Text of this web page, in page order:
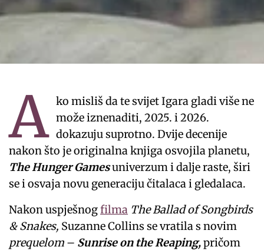
A ko misliš da te svijet Igara gladi više ne
može iznenaditi, 2025. i 2026.
dokazuju suprotno. Dvije decenije
nakon što je originalna knjiga osvojila planetu,
The Hunger Gamesuniverzum i dalje raste, širi
se i osvaja novu generaciju čitalaca i gledalaca.
Nakon uspješnogfilma The Ballad of Songbirds
& Snakes, Suzanne Collins se vratila s novim
prequelom – Sunrise on the Reaping,pričom